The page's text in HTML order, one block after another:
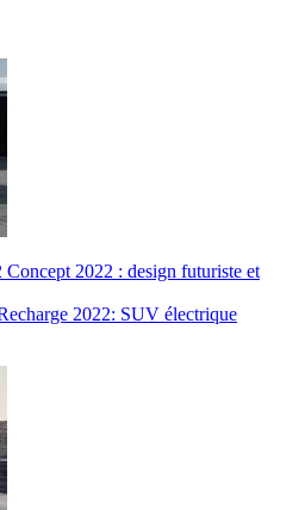
Concept 2022 : design futuriste et
2022: SUV électrique